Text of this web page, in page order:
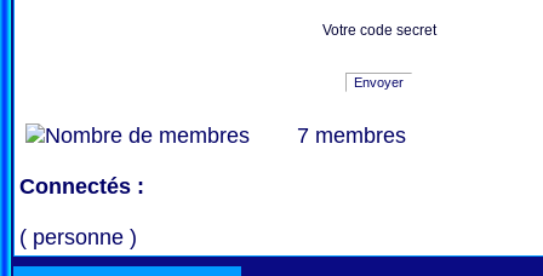
Votre code secret
Envoyer
7 membres
Connectés :
( personne )